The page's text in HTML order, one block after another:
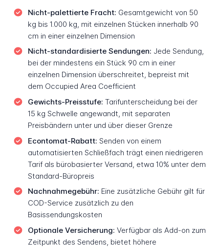
Nicht-palettierte Fracht: Gesamtgewicht von 50
kg bis 1.000 kg, mit einzelnen Stücken innerhalb 90
cm in einer einzelnen Dimension
Nicht-standardisierte Sendungen: Jede Sendung,
bei der mindestens ein Stück 90 cm in einer
einzelnen Dimension überschreitet, bepreist mit
dem Occupied Area Coefficient
Gewichts-Preisstufe: Tarifunterscheidung bei der
15 kg Schwelle angewandt, mit separaten
Preisbändern unter und über dieser Grenze
Econtomat-Rabatt: Senden von einem
automatisierten Schließfach trägt einen niedrigeren
Tarif als bürobasierter Versand, etwa 10% unter dem
Standard-Büropreis
Nachnahmegebühr: Eine zusätzliche Gebühr gilt für
COD-Service zusätzlich zu den
Basissendungskosten
Optionale Versicherung: Verfügbar als Add-on zum
Zeitpunkt des Sendens, bietet höhere